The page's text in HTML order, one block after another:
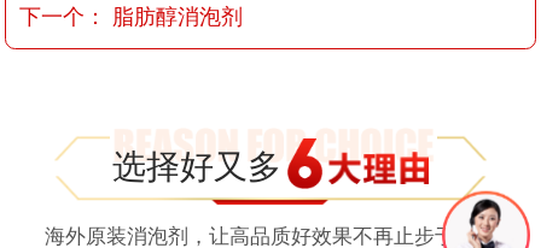
下一个： 脂肪醇消泡剂
选择好又多
海外原装消泡剂，让高品质好效果不再止步于时差